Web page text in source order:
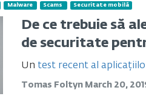
Malware Scams Securitate mobilă
De ce trebuie să
de securitate
Un test recent al
Tomas Foltyn March 20,